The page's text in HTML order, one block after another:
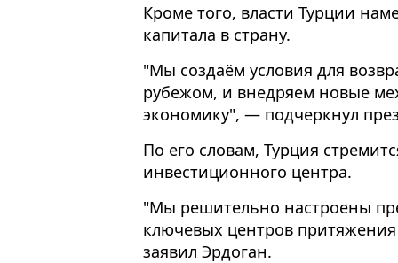
Кроме того, власти Турции
капитала в страну.
"Мы создаём условия для
рубежом, и внедряем новые
экономику", — подчеркнул
По его словам, Турция
инвестиционного центра.
"Мы решительно настроены
ключевых центров
заявил Эрдоган.